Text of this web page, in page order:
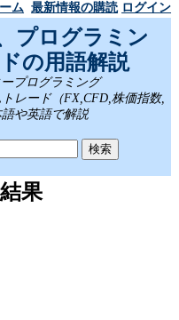
ム 最新情報の購読 ログイン
プログラミン
の用語解説
プログラミング
トレード（FX,CFD,株価指数,
や英語で解説
果